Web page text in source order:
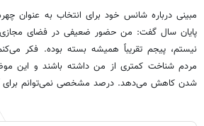
مبینی درباره شانس خود برای انتخاب به عنوان
پایان سال گفت: من حضور ضعیفی در فضای مجازی
نیستم، پیجم تقریباً همیشه بسته بوده. فکر
مردم شناخت کمتری از من داشته باشند و این
شدن کاهش می‌دهد. درصد مشخصی نمی‌توانم برای